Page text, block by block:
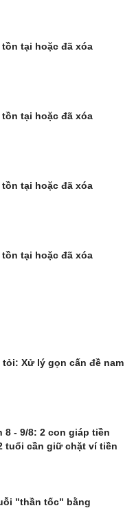
tại hoặc đã xóa
tại hoặc đã xóa
tại hoặc đã xóa
tại hoặc đã xóa
Xử lý gọn cấn đề nam
8 - 9/8: 2 con giáp tiền
tuổi cần giữ chặt ví tiền
"thần tốc" bằng